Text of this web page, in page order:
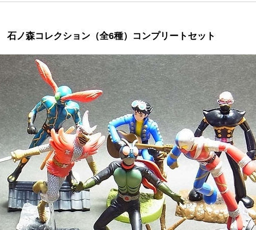
石ノ森コレクション（全6種）コンプリートセット